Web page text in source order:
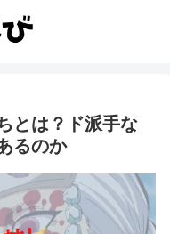
とは？ド派手な
るのか